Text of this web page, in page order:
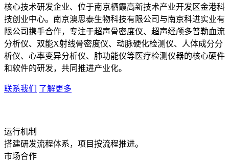
核心技术研发企业、位于南京栖霞高新技术产业开发区金港科
技创业中心。南京澳思泰生物科技有限公司与南京科进实业有
限公司携手合作，专注于超声骨密度仪、超声经颅多普勒血流
分析仪、双能X射线骨密度仪、动脉硬化检测仪、人体成分分
析仪、心率变异分析仪、肺功能仪等医疗检测仪器的核心硬件
和软件的研发，共同推进产业化。
联系我们 了解更多
运行机制
搭建研发流程体系，项目按流程推进。
市场合作